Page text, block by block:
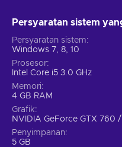
Persyaratan sistem
Persyaratan sistem
Windows 7, 8, 10
Prosesor
Intel Core i5 3.0 GHz
Memori
4 GB RAM
Grafik
NVIDIA GeForce GTX 760
Penyimpanan
5 GB